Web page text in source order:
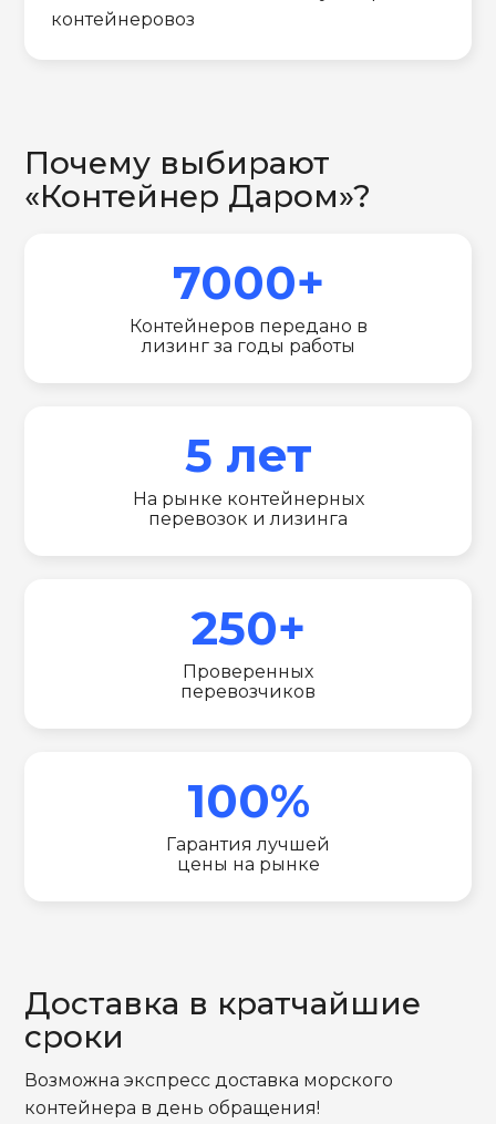
контейнеровоз
Почему выбирают
«Контейнер Даром»?
7000+
Контейнеров передано в
лизинг за годы работы
5 лет
На рынке контейнерных
перевозок и лизинга
250+
Проверенных
перевозчиков
100%
Гарантия лучшей
цены на рынке
Доставка в кратчайшие
сроки
Возможна экспресс доставка морского
контейнера в день обращения!